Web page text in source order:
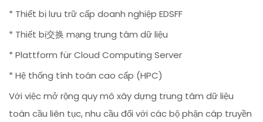
* Thiết bị lưu trữ cấp doanh nghiệp EDSFF
* Thiết bị交换 mạng trung tâm dữ liệu
* Plattform für Cloud Computing Server
* Hệ thống tính toán cao cấp (HPC)
Với việc mở rộng quy mô xây dựng trung tâm dữ liệu
toàn cầu liên tục, nhu cầu đối với các bộ phận cáp truyền